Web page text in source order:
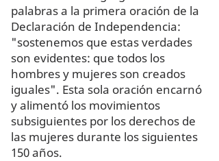
palabras a la primera oración de la
Declaración de Independencia:
"sostenemos que estas verdades
son evidentes: que todos los
hombres y mujeres son creados
iguales". Esta sola oración encarnó
y alimentó los movimientos
subsiguientes por los derechos de
las mujeres durante los siguientes
150 años.